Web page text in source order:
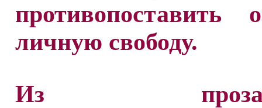
противопоставить
личную свободу.
Из